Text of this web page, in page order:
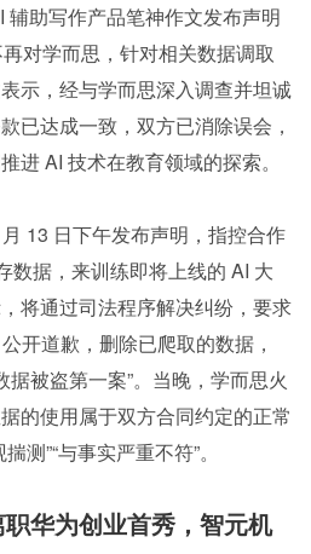
助写作产品笔神作文发布声明
对学而思，针对相关数据调取
示，经与学而思深入调查并坦诚
已达成一致，双方已消除误会，
进 AI 技术在教育领域的探索。
13 日下午发布声明，指控合作
数据，来训练即将上线的 AI 大
将通过司法程序解决纠纷，要求
开道歉，删除已爬取的数据，
据被盗第一案”。当晚，学而思火
的使用属于双方合同约定的正常
测”“与事实严重不符”。
华为创业首秀，智元机